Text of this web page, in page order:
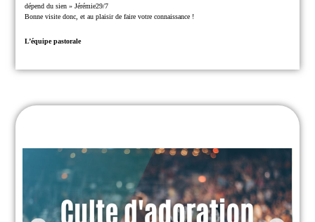
dépend du sien » Jérémie29/7
Bonne visite donc, et au plaisir de faire votre connaissance !
L’équipe pastorale